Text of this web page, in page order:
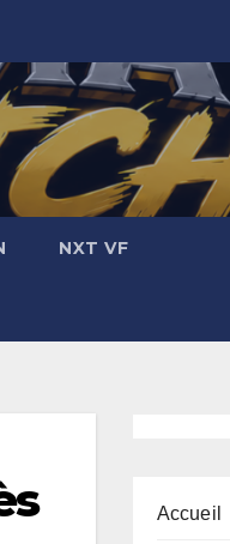
NXT VF
Accueil